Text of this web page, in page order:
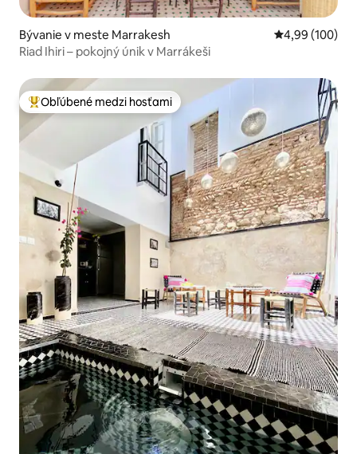
Bývanie v meste Marrakesh Priemerné
4,99 (100)
Riad Ihiri – pokojný únik v Marrákeši
Najobľúbenejšie medzi hosťami
Obľúbené medzi hosťami